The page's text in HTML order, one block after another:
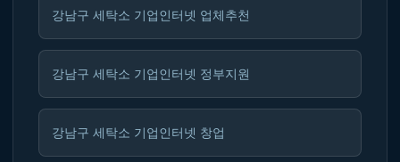
강남구 세탁소 기업인터넷 업체추천
강남구 세탁소 기업인터넷 정부지원
강남구 세탁소 기업인터넷 창업